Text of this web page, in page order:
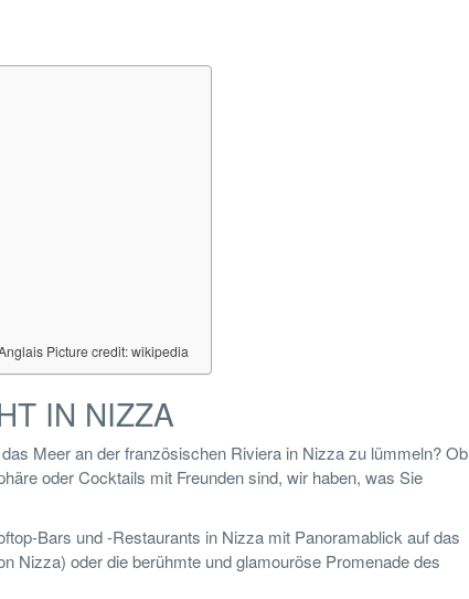
Picture credit: wikipedia
IN NIZZA
Meer an der französischen Riviera in Nizza zu lümmeln? Ob
oder Cocktails mit Freunden sind, wir haben, was Sie
Bars und -Restaurants in Nizza mit Panoramablick auf das
Nizza) oder die berühmte und glamouröse Promenade des